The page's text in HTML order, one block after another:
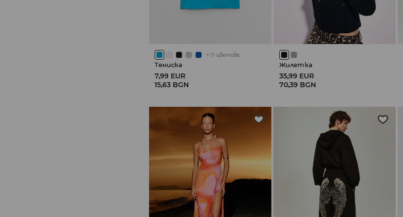
+11 цветове
Тениска
7,99 EUR
15,63 BGN
Жилетка
35,99 EUR
70,39 BGN